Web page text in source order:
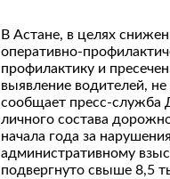
В Астане, в целях
оперативно-
профилактику и
выявление водителей,
сообщает пресс-служба
личного состава
начала года за
административному
подвергнуто свыше 8,5